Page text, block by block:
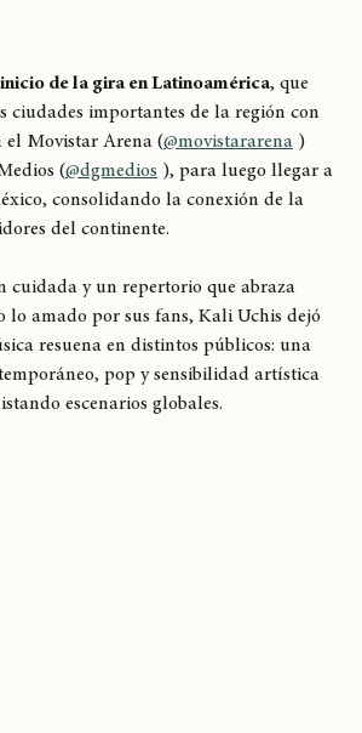
de la gira en Latinoamérica, que
ciudades importantes de la región con
el Movistar Arena ( @movistararena )
(@dgmedios ), para luego llegar a
consolidando la conexión de la
del continente.
cuidada y un repertorio que abraza
lo amado por sus fans, Kali Uchis dejó
resuena en distintos públicos: una
pop y sensibilidad artística